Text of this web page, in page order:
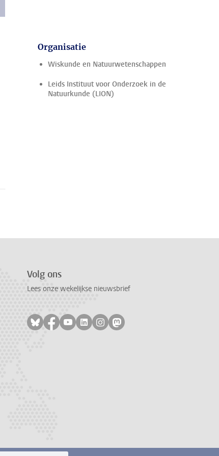
Organisatie
Wiskunde en Natuurwetenschappen
Leids Instituut voor Onderzoek in de
Natuurkunde (LION)
Volg ons
Lees onze wekelijkse nieuwsbrief
Volg ons op bluesky
Volg ons op facebook
Volg ons op youtube
Volg ons op linkedin
Volg ons op instagram
Volg ons op mastodon